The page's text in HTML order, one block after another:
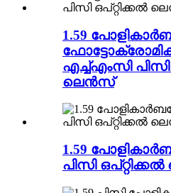
1.59
എച്ച്എംസി പിസി
ലെൻസ്
1.59
പിസി